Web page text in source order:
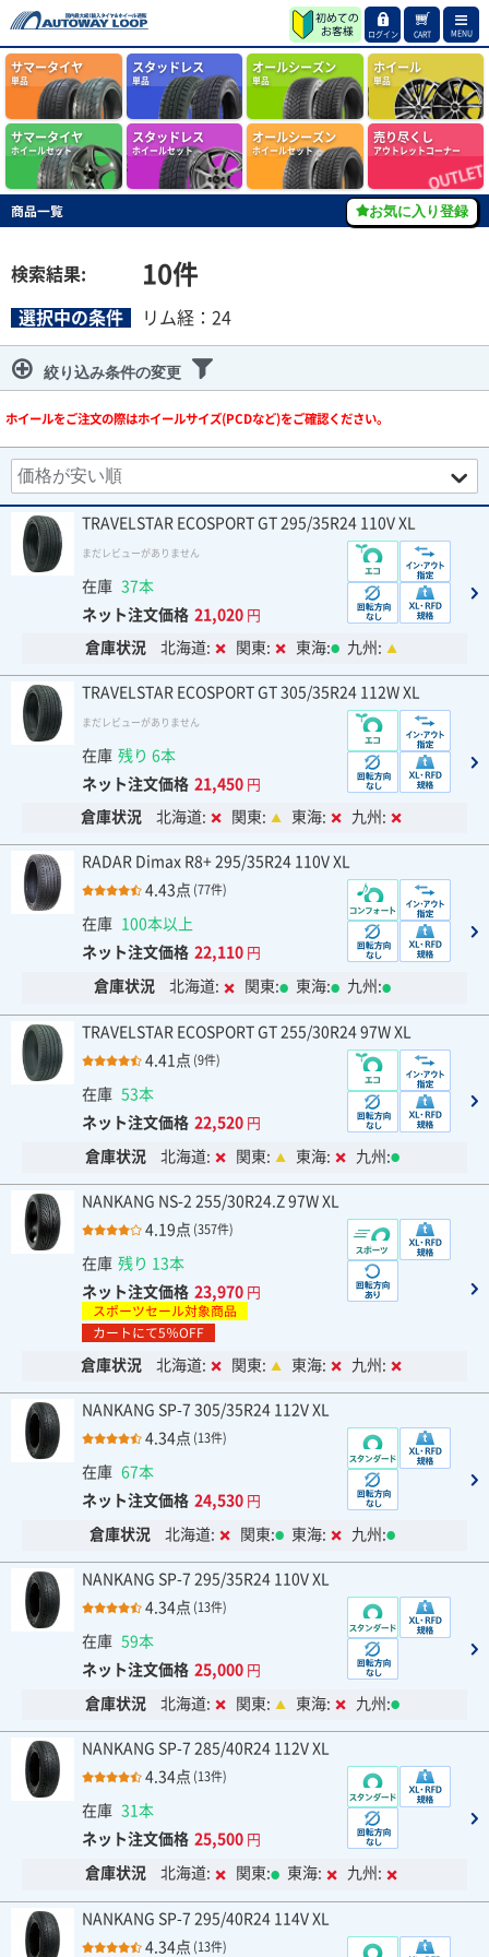
ログイン CART MENU
サマータイヤ
単品
スタッドレス
単品
オールシーズン
単品
ホイール
単品
サマータイヤ
ホイールセット
スタッドレス
ホイールセット
オールシーズン
ホイールセット
売り尽くし
アウトレットコーナー
商品一覧
検索結果: 10件
選択中の条件 リム経：24
絞り込み条件の変更
ホイールをご注文の際はホイールサイズ(PCDなど)をご確認ください。
お気に入り登録
TRAVELSTAR ECOSPORT GT 295/35R24 110V XL
まだレビューがありません
在庫 37本
ネット注文価格 21,020 円
倉庫状況 北海道: 関東: 東海: 九州:
TRAVELSTAR ECOSPORT GT 305/35R24 112W XL
まだレビューがありません
在庫 残り 6本
ネット注文価格 21,450 円
倉庫状況 北海道: 関東: 東海: 九州:
RADAR Dimax R8+ 295/35R24 110V XL
4.43点 (77件)
在庫 100本以上
ネット注文価格 22,110 円
倉庫状況 北海道: 関東: 東海: 九州:
TRAVELSTAR ECOSPORT GT 255/30R24 97W XL
4.41点 (9件)
在庫 53本
ネット注文価格 22,520 円
倉庫状況 北海道: 関東: 東海: 九州:
NANKANG NS-2 255/30R24.Z 97W XL
4.19点 (357件)
在庫 残り 13本
ネット注文価格 23,970 円
スポーツセール対象商品
カートにて5％OFF
倉庫状況 北海道: 関東: 東海: 九州:
NANKANG SP-7 305/35R24 112V XL
4.34点 (13件)
在庫 67本
ネット注文価格 24,530 円
倉庫状況 北海道: 関東: 東海: 九州:
NANKANG SP-7 295/35R24 110V XL
4.34点 (13件)
在庫 59本
ネット注文価格 25,000 円
倉庫状況 北海道: 関東: 東海: 九州:
NANKANG SP-7 285/40R24 112V XL
4.34点 (13件)
在庫 31本
ネット注文価格 25,500 円
倉庫状況 北海道: 関東: 東海: 九州:
NANKANG SP-7 295/40R24 114V XL
4.34点 (13件)